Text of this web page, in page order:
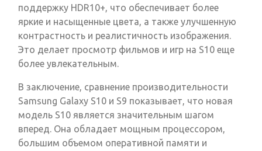
поддержку HDR10+, что обеспечивает более
яркие и насыщенные цвета, а также улучшенную
контрастность и реалистичность изображения.
Это делает просмотр фильмов и игр на S10 еще
более увлекательным.
В заключение, сравнение производительности
Samsung Galaxy S10 и S9 показывает, что новая
модель S10 является значительным шагом
вперед. Она обладает мощным процессором,
большим объемом оперативной памяти и